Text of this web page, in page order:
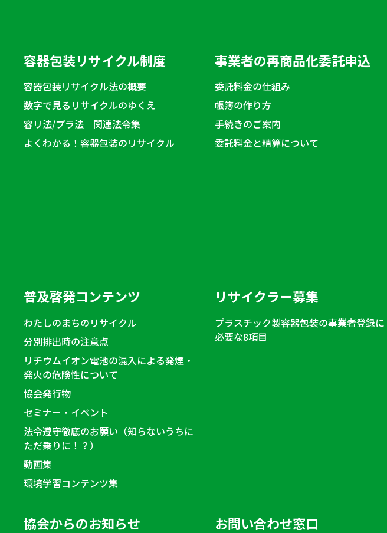
容器包装リサイクル制度
容器包装リサイクル法の概要
数字で見るリサイクルのゆくえ
容リ法/プラ法 関連法令集
よくわかる！容器包装のリサイクル
事業者の再商品化委託申込
委託料金の仕組み
帳簿の作り方
手続きのご案内
委託料金と精算について
普及啓発コンテンツ
わたしのまちのリサイクル
分別排出時の注意点
リチウムイオン電池の混入による発煙・
発火の危険性について
協会発行物
セミナー・イベント
法令遵守徹底のお願い（知らないうちに
ただ乗りに！？）
動画集
環境学習コンテンツ集
リサイクラー募集
プラスチック製容器包装の事業者登録に
必要な8項目
協会からのお知らせ お問い合わせ窓口